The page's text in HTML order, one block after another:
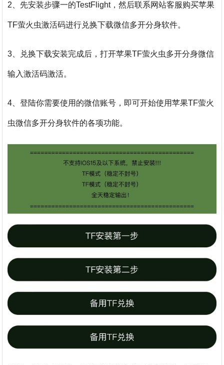
2、先安装步骤一的TestFlight，然后联系网站客服购买苹果
TF萤火虫激活码进行兑换下载微信多开分身软件。
3、兑换下载安装完成后，打开苹果TF萤火虫多开分身微信
输入激活码激活。
4、登陆你需要使用的微信账号，即可开始使用苹果TF萤火
虫微信多开分身软件的各项功能。